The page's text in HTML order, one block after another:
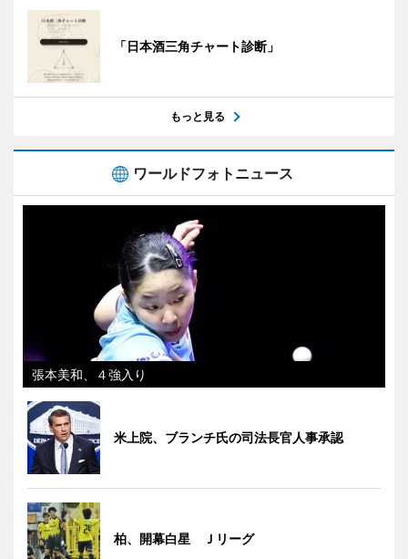
「日本酒三角チャート診断」
もっと見る
ワールドフォトニュース
張本美和、４強入り
米上院、ブランチ氏の司法長官人事承認
柏、開幕白星 Ｊリーグ